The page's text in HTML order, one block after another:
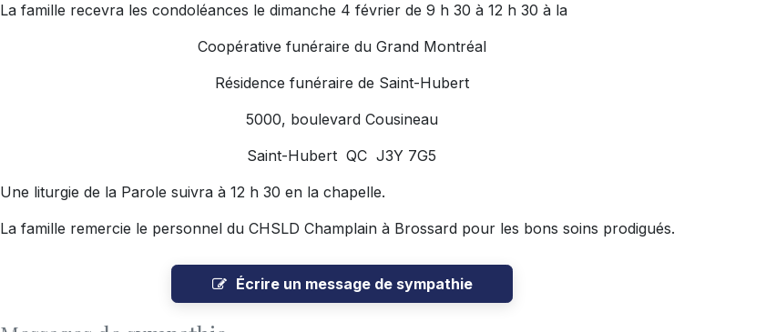
La famille recevra les condoléances le dimanche 4 février de 9 h 30 à 12 h 30 à la
Coopérative funéraire du Grand Montréal
Résidence funéraire de Saint-Hubert
5000, boulevard Cousineau
Saint-Hubert QC J3Y 7G5
Une liturgie de la Parole suivra à 12 h 30 en la chapelle.
La famille remercie le personnel du CHSLD Champlain à Brossard pour les bons soins prodigués.
Écrire un message de sympathie